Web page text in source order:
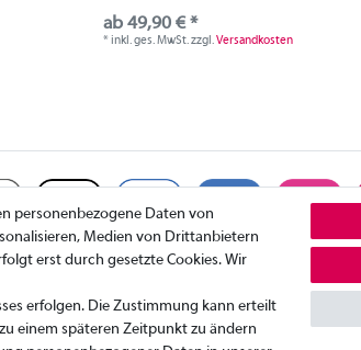
ab 49,90 € *
*inkl. ges. MwSt.zzgl.Versandkosten
personenbezogene Daten von
Medien von Drittanbietern
erst durch gesetzte Cookies. Wir
erfolgen. Die Zustimmung kann erteilt
einem späteren Zeitpunkt zu ändern